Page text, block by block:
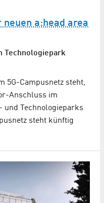
a:head area
Technologiepark
5G-Campusnetz steht,
Anschluss im
und Technologieparks
steht künftig